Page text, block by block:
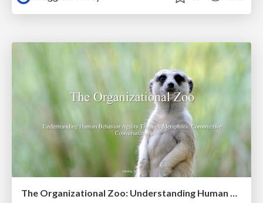
The Organizational Zoo: Understanding Human Behavior Agility Through Metaphoric Constructive Conversations (based on the works of Arthur Shelley, Ph.D)